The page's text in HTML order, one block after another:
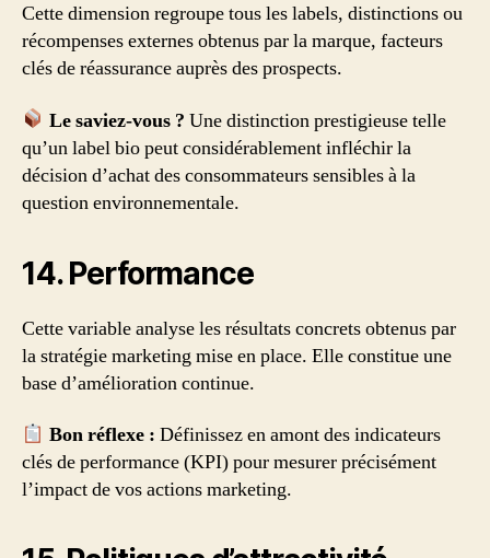
Cette dimension regroupe tous les labels, distinctions ou
récompenses externes obtenus par la marque, facteurs
clés de réassurance auprès des prospects.
Le saviez-vous ? Une distinction prestigieuse telle
qu’un label bio peut considérablement infléchir la
décision d’achat des consommateurs sensibles à la
question environnementale.
14. Performance
Cette variable analyse les résultats concrets obtenus par
la stratégie marketing mise en place. Elle constitue une
base d’amélioration continue.
Bon réflexe : Définissez en amont des indicateurs
clés de performance (KPI) pour mesurer précisément
l’impact de vos actions marketing.